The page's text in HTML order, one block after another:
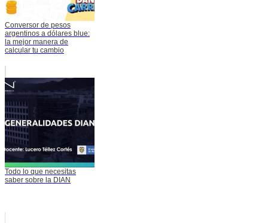
Conversor de pesos
argentinos a dólares blue:
la mejor manera de
calcular tu cambio
Todo lo que necesitas
saber sobre la DIAN